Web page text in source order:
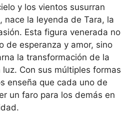
y los vientos susurran
nace la leyenda de Tara, la
Esta figura venerada no
de esperanza y amor, sino
la transformación de la
Con sus múltiples formas
enseña que cada uno de
un faro para los demás en